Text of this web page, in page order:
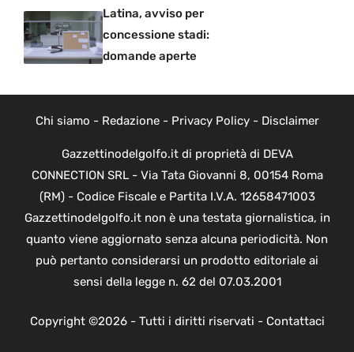
Latina, avviso per
concessione stadi:
domande aperte
Chi siamo - Redazione- Privacy Policy- Disclaimer
Gazzettinodelgolfo.it di proprietà di DEVA
CONNECTION SRL - Via Tata Giovanni 8, 00154 Roma
(RM) - Codice Fiscale e Partita I.V.A. 12658471003
Gazzettinodelgolfo.it non è una testata giornalistica, in
quanto viene aggiornato senza alcuna periodicità. Non
può pertanto considerarsi un prodotto editoriale ai
sensi della legge n. 62 del 07.03.2001
Copyright ©2026 - Tutti i diritti riservati - Contattaci